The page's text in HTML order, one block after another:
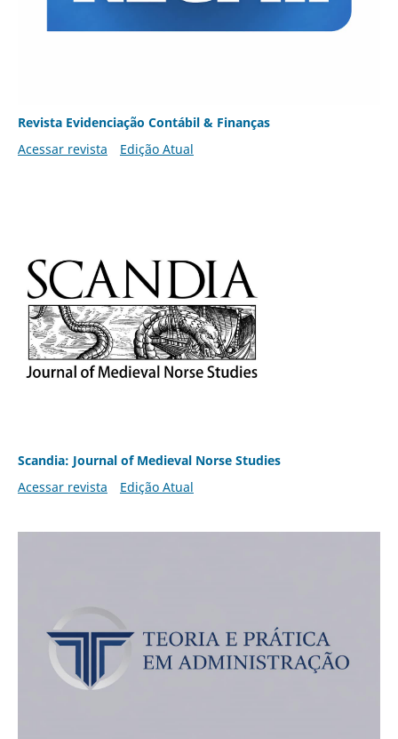
Revista Evidenciação Contábil & Finanças
Acessar revista
Edição Atual
Scandia: Journal of Medieval Norse Studies
Acessar revista
Edição Atual